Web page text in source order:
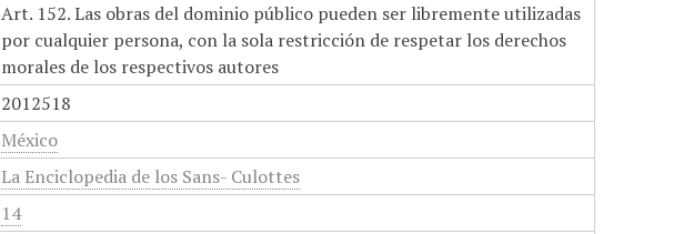
Art. 152. Las obras del dominio público pueden ser libremente utilizadas
por cualquier persona, con la sola restricción de respetar los derechos
morales de los respectivos autores
2012518
México
La Enciclopedia de los Sans- Culottes
14